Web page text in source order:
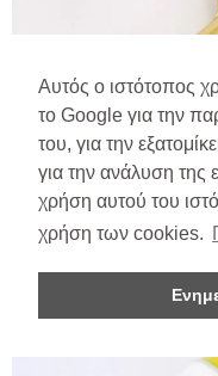
Αυτός ο ιστότοπος
το Google για την
του, για την
για την ανάλυση της
χρήση αυτού του
χρήση των cookies.